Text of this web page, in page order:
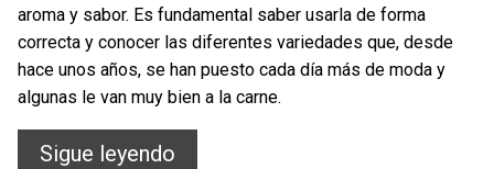
aroma y sabor. Es fundamental saber usarla de forma
correcta y conocer las diferentes variedades que, desde
hace unos años, se han puesto cada día más de moda y
algunas le van muy bien a la carne.
Sigue leyendo